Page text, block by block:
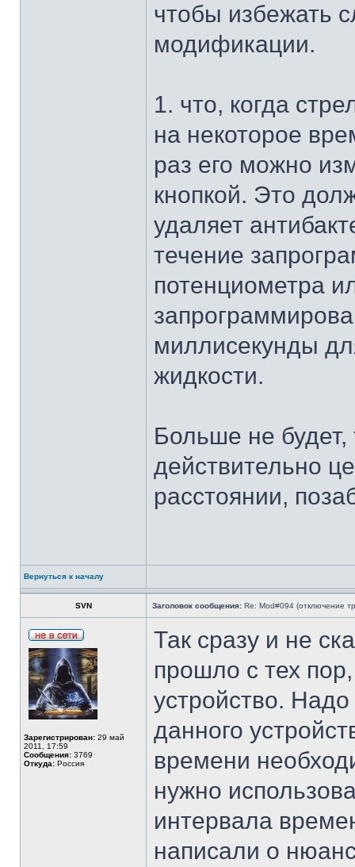
чтобы избежать
модификации.
1. что, когда
на некоторое
раз его можно
кнопкой. Это
удаляет
течение
потенциометра
миллисекунды
жидкости.
Больше не
действительно
расстоянии,
Вернуться к началу
SVN Заголовок сообщения: Re: Mod#094 (отключение
Зарегистрирован: 29 май
2011, 17:59
Сообщения: 3769
Откуда: Россия
Так сразу и не
прошло с тех
устройство.
данного
времени
нужно
интервала
написали о